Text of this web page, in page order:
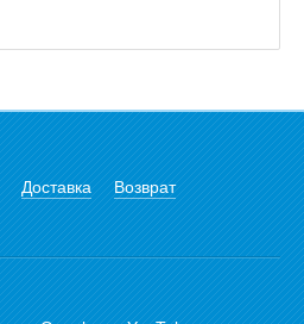
Доставка
Возврат